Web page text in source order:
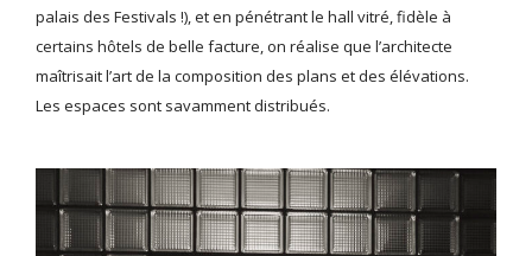
palais des Festivals !), et en pénétrant le hall vitré, fidèle à
certains hôtels de belle facture, on réalise que l’architecte
maîtrisait l’art de la composition des plans et des élévations.
Les espaces sont savamment distribués.